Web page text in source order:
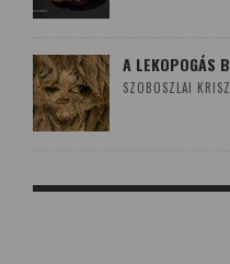
A LEKOPOGÁS
SZOBOSZLAI